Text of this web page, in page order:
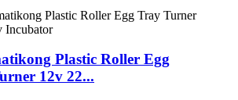
Plastic Roller Egg
12v 22...